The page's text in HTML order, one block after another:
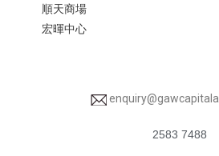
順天商場​
宏暉中心
2583 7488